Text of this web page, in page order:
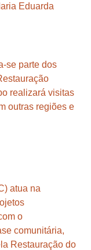
Eduarda
se parte dos
realizará visitas
outras regiões e
atua na
o
comunitária,
Restauração do